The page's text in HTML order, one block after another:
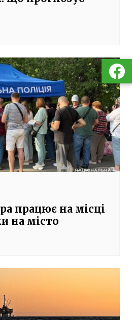
працює на місці
на місто